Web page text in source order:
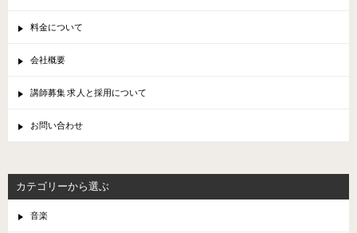
料金について
会社概要
講師募集 求人と採用について
お問い合わせ
カテゴリーから選ぶ
音楽